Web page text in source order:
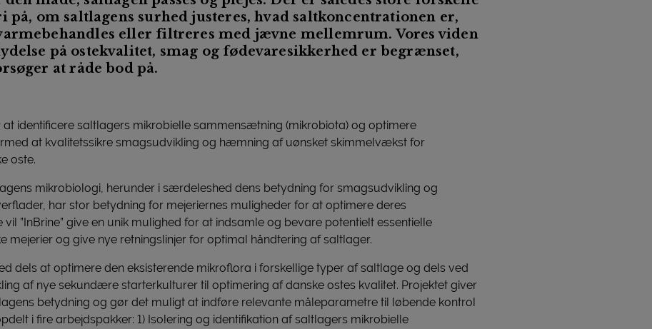
om saltlagens surhed justeres, hvad saltkoncentrationen er,
eller filtreres med jævne mellemrum. Vores viden
på ostekvalitet, smag og fødevaresikkerhed er begrænset,
at råde bod på.
at identificere saltlagers mikrobielle sammensætning (mikrobiota) og optimere
at kvalitetssikre smagsudvikling og hæmning af uønsket skimmelvækst for
oste.
mikrobiologi, herunder i særdeleshed dens betydning for smagsudvikling og
har stor betydning for mejeriernes muligheder for at optimere deres
”InBrine” give en unik mulighed for at indsamle og bevare potentielt essentielle
mejerier og give nye retningslinjer for optimal håndtering af saltlager.
dels at optimere den eksisterende mikroflora i forskellige typer af saltlage og dels ved
af nye sekundære starterkulturer til optimering af danske ostes kvalitet. Projektet giver
betydning og gør det muligt at indføre relevante måleparametre til løbende kontrol
i fire arbejdspakker: 1) Isolering og identifikation af saltlagers mikrobielle